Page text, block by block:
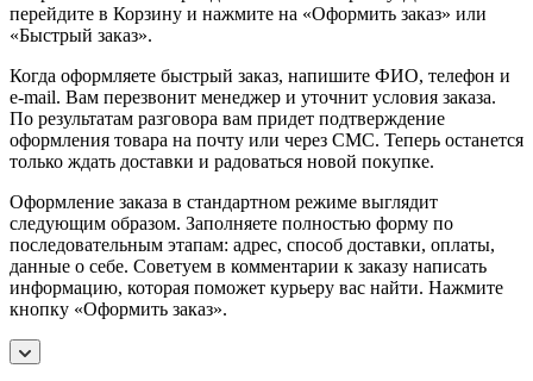
перейдите в Корзину и нажмите на «Оформить заказ» или
«Быстрый заказ».
Когда оформляете быстрый заказ, напишите ФИО, телефон и
e-mail. Вам перезвонит менеджер и уточнит условия заказа.
По результатам разговора вам придет подтверждение
оформления товара на почту или через СМС. Теперь останется
только ждать доставки и радоваться новой покупке.
Оформление заказа в стандартном режиме выглядит
следующим образом. Заполняете полностью форму по
последовательным этапам: адрес, способ доставки, оплаты,
данные о себе. Советуем в комментарии к заказу написать
информацию, которая поможет курьеру вас найти. Нажмите
кнопку «Оформить заказ».